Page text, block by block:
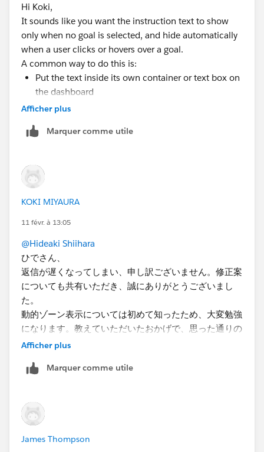
<parameter>
<sheet setting>
<DZV settings>
Hi Koki,
It sounds like you want the instruction text to show
only when no goal is selected, and hide automatically
when a user clicks or hovers over a goal.
A common way to do this is:
Put the text inside its own container or text box on
the dashboard
Create a dashboard action (filter/hover/parameter
selecting a goal
When nothing is selected → reset the view so the
not working, the missing part is usually the “reset”
behavior when nothing is selected. That needs to be
explicitly configured (for example: show all values /
default state).
Also, which tool are you using for the dashboard
(Tableau, Power BI, etc.)? The exact steps depend on
that.
Afficher plus
Marquer comme utile
KOKI MIYAURA
11 févr. à 13:05
@Hideaki Shiihara
ひでさん、
返信が遅くなってしまい、申し訳ございません。修正案
についても共有いただき、誠にありがとうございまし
た。
動的ゾーン表示については初めて知ったため、大変勉強
になります。教えていただいたおかげで、思った通りの
Vizが完成しました。
とうございました！
Afficher plus
Marquer comme utile
James Thompson